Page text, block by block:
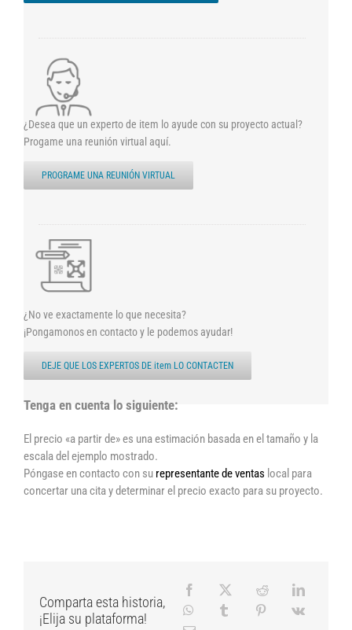
¿Desea que un experto de item lo ayude con su proyecto actual?
Progame una reunión virtual aquí.
PROGRAME UNA REUNIÓN VIRTUAL
¿No ve exactamente lo que necesita?
¡Pongamonos en contacto y le podemos ayudar!
DEJE QUE LOS EXPERTOS DE item LO CONTACTEN
Tenga en cuenta lo siguiente:
El precio «a partir de» es una estimación basada en el tamaño y la
escala del ejemplo mostrado.
Póngase en contacto con su representante de ventas local para
concertar una cita y determinar el precio exacto para su proyecto.
Comparta esta historia,
¡Elija su plataforma!